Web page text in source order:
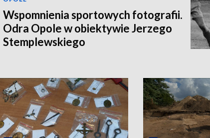
Wspomnienia sportowych fotografii.
Odra Opole w obiektywie Jerzego
Stemplewskiego